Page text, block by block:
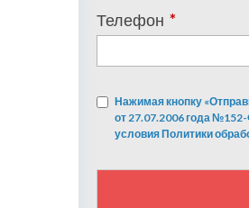
Телефон *
Нажимая кнопку
от 27.07.2006 года
условия Политики